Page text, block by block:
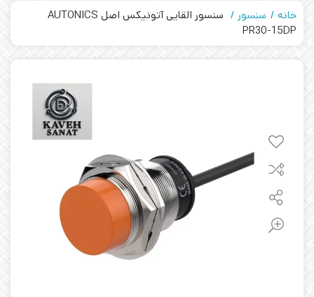
خانه سنسور
سنسور القایی آتونیکس اصل AUTONICS
PR30-15DP